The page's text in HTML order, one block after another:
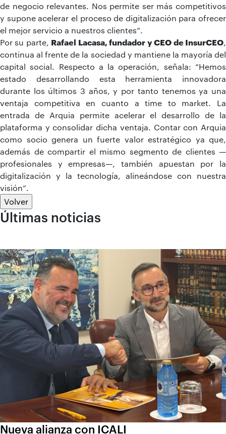
de negocio relevantes. Nos permite ser más competitivos
y supone acelerar el proceso de digitalización para ofrecer
el mejor servicio a nuestros clientes”.
Por su parte, Rafael Lacasa, fundador y CEO de InsurCEO,
continua al frente de la sociedad y mantiene la mayoría del
capital social. Respecto a la operación, señala: “Hemos
estado desarrollando esta herramienta innovadora
durante los últimos 3 años, y por tanto tenemos ya una
ventaja competitiva en cuanto a time to market. La
entrada de Arquia permite acelerar el desarrollo de la
plataforma y consolidar dicha ventaja. Contar con Arquia
como socio genera un fuerte valor estratégico ya que,
además de compartir el mismo segmento de clientes —
profesionales y empresas—, también apuestan por la
digitalización y la tecnología, alineándose con nuestra
visión”.
Volver
Últimas noticias
Nueva alianza con ICALI